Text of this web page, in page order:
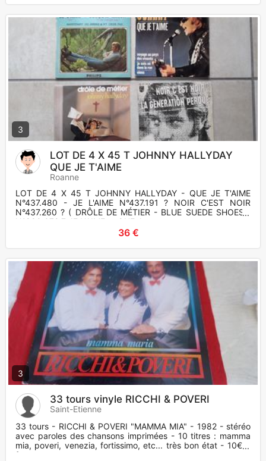
3
LOT DE 4 X 45 T JOHNNY HALLYDAY
QUE JE T'AIME
Roanne
LOT DE 4 X 45 T JOHNNY HALLYDAY - QUE JE T'AIME
N°437.480 - JE L'AIME N°437.191 ? NOIR C'EST NOIR
N°437.260 ? ( DRÔLE DE MÉTIER - BLUE SUEDE SHOES )
N°880.072.7 JE L'AIME et QUE J
36 €
3
33 tours vinyle RICCHI & POVERI
Saint-Etienne
33 tours - RICCHI & POVERI "MAMMA MIA" - 1982 - stéréo
avec paroles des chansons imprimées - 10 titres : mamma
mia, poveri, venezia, fortissimo, etc... très bon état - 10€ +
fr